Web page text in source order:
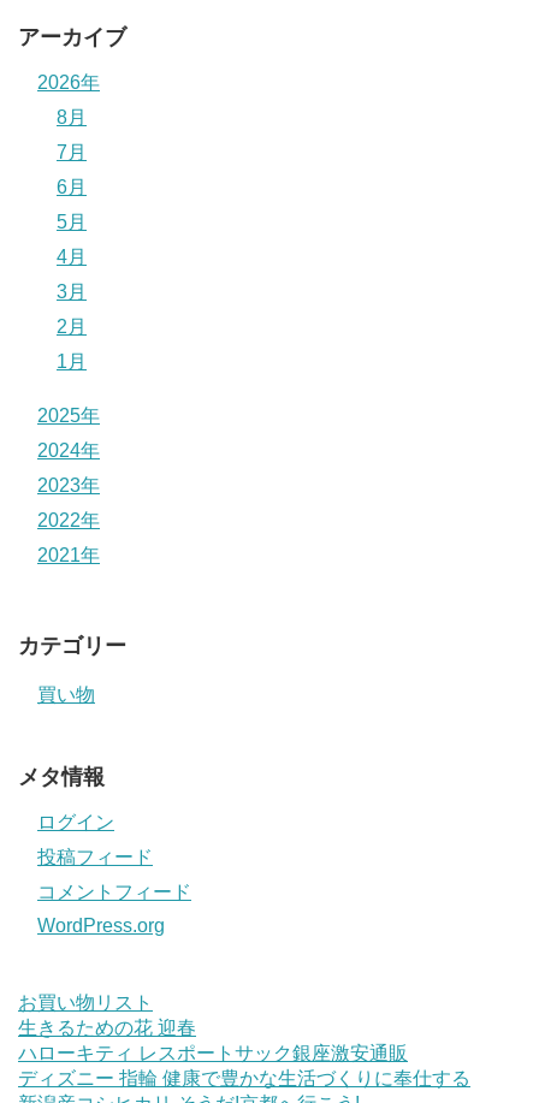
アーカイブ
2026年
8月
7月
6月
5月
4月
3月
2月
1月
2025年
2024年
2023年
2022年
2021年
カテゴリー
買い物
メタ情報
ログイン
投稿フィード
コメントフィード
WordPress.org
お買い物リスト
生きるための花 迎春
ハローキティ レスポートサック銀座激安通販
ディズニー 指輪 健康で豊かな生活づくりに奉仕する